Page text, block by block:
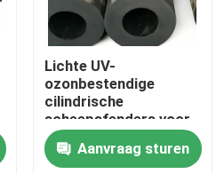
Lichte UV-
ozonbestendige
cilindrische
scheepsfenders voor
efficiënte
inslagabsorptie
Aanvraag sturen